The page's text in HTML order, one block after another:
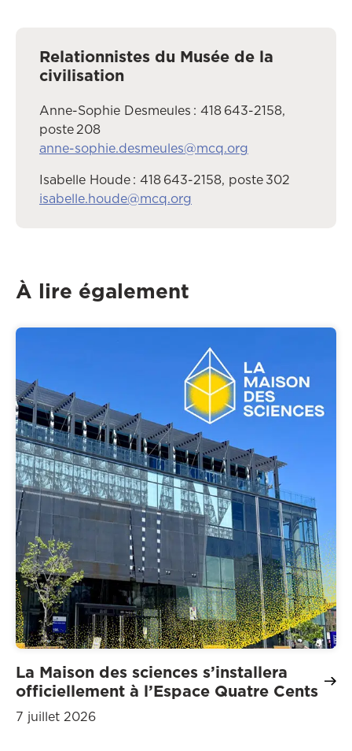
Relationnistes du Musée de la
civilisation
Anne-Sophie Desmeules : 418 643-2158,
poste 208
anne-sophie.desmeules@mcq.org
Isabelle Houde : 418 643-2158, poste 302
isabelle.houde@mcq.org
À lire également
La Maison des sciences s’installera
officiellement à l’Espace Quatre Cents
7 juillet 2026